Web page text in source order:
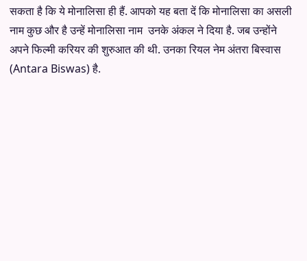
सकता है कि ये मोनालिसा ही हैं. आपको यह बता दें कि मोनालिसा का असली
नाम कुछ और है उन्हें मोनालिसा नाम उनके अंकल ने दिया है. जब उन्होंने
अपने फिल्मी करियर की शुरुआत की थी. उनका रियल नेम अंतरा बिस्वास
(Antara Biswas) है.